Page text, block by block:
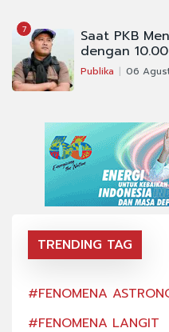
7 Saat PKB
dengan
Publika 06
TRENDING TAG
#FENOMENA
#FENOMENA LANGIT